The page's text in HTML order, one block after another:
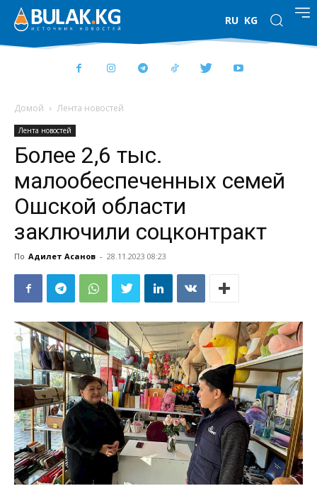
RU KG
Домой Лента новостей
Лента новостей
Более 2,6 тыс.
малообеспеченных семей
Ошской области
заключили соцконтракт
По Адилет Асанов - 28.11.2023 08:23